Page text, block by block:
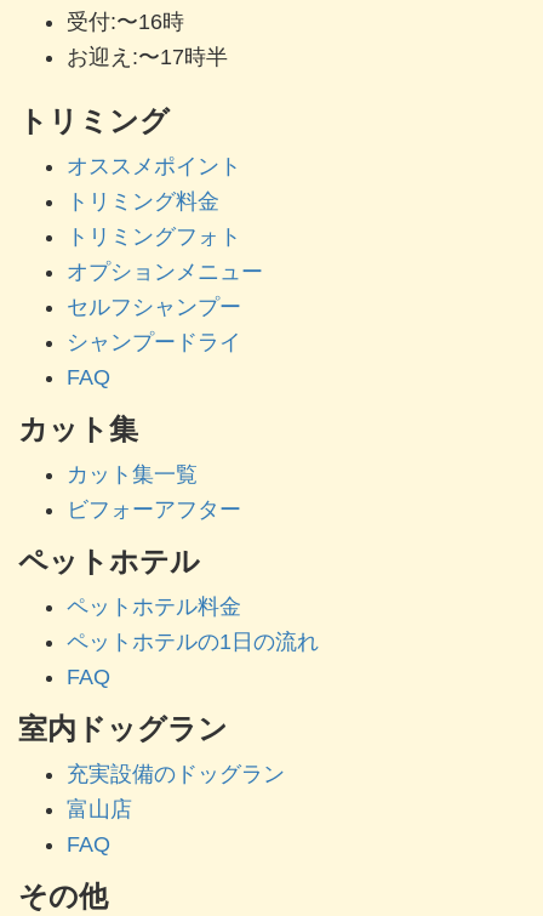
受付:〜16時
お迎え:〜17時半
トリミング
オススメポイント
トリミング料金
トリミングフォト
オプションメニュー
セルフシャンプー
シャンプードライ
FAQ
カット集
カット集一覧
ビフォーアフター
ペットホテル
ペットホテル料金
ペットホテルの1日の流れ
FAQ
室内ドッグラン
充実設備のドッグラン
富山店
FAQ
その他